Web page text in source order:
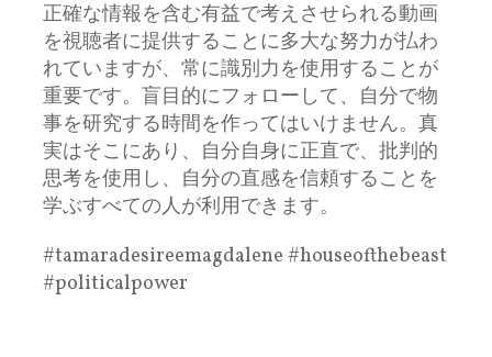
正確な情報を含む有益で考えさせられる動画
を視聴者に提供することに多大な努力が払わ
れていますが、常に識別力を使用することが
重要です。盲目的にフォローして、自分で物
事を研究する時間を作ってはいけません。真
実はそこにあり、自分自身に正直で、批判的
思考を使用し、自分の直感を信頼することを
学ぶすべての人が利用できます。
#tamaradesireemagdalene #houseofthebeast
#politicalpower